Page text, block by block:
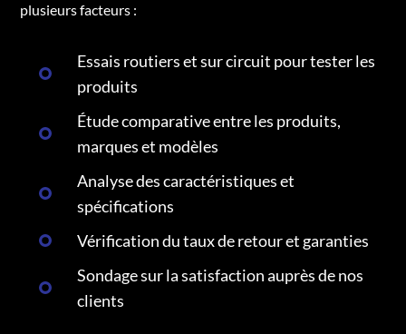
plusieurs facteurs :
Essais routiers et sur circuit pour tester les
produits
Étude comparative entre les produits,
marques et modèles
Analyse des caractéristiques et
spécifications
Vérification du taux de retour et garanties
Sondage sur la satisfaction auprès de nos
clients